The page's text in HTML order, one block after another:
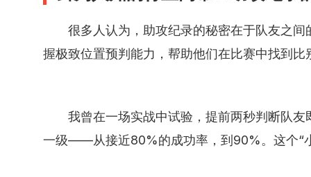
很多人认为，助攻纪录的秘密在于队友之
握极致位置预判能力，帮助他们在比赛中找到
我曾在一场实战中试验，提前两秒判断队
一级——从接近80%的成功率，到90%。这个“